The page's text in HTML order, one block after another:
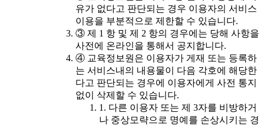
유가 없다고 판단되는 경우 이용자의 서비스
이용을 부분적으로 제한할 수 있습니다.
③ 제 1 항 및 제 2 항의 경우에는 당해 사항을
사전에 온라인을 통해서 공지합니다.
④ 교육정보원은 이용자가 게재 또는 등록하
는 서비스내의 내용물이 다음 각호에 해당한
다고 판단되는 경우에 이용자에게 사전 통지
없이 삭제할 수 있습니다.
1. 다른 이용자 또는 제 3자를 비방하거
나 중상모략으로 명예를 손상시키는 경